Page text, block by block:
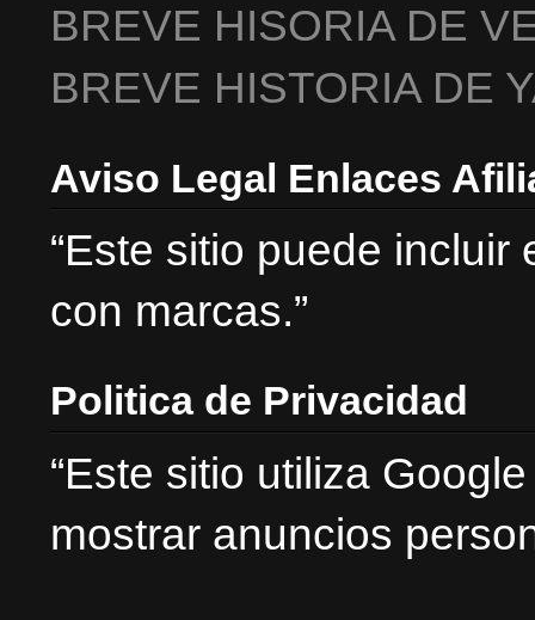
BREVE HISORIA DE
BREVE HISTORIA DE
Aviso Legal Enlaces
“Este sitio puede
con marcas.”
Politica de Privacidad
“Este sitio utiliza
mostrar anuncios